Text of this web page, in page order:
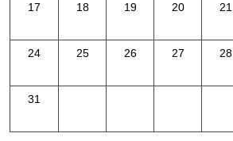
17 18 19 20 21
24 25 26 27 28
31